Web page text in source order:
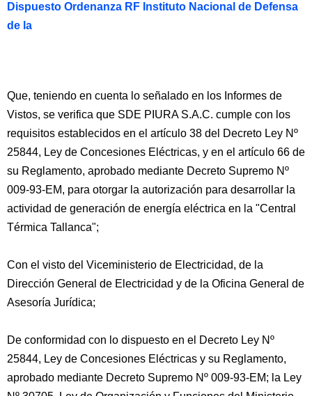
Dispuesto Ordenanza RF Instituto Nacional de Defensa
de la
Que, teniendo en cuenta lo señalado en los Informes de
Vistos, se verifica que SDE PIURA S.A.C. cumple con los
requisitos establecidos en el artículo 38 del Decreto Ley Nº
25844, Ley de Concesiones Eléctricas, y en el artículo 66 de
su Reglamento, aprobado mediante Decreto Supremo Nº
009-93-EM, para otorgar la autorización para desarrollar la
actividad de generación de energía eléctrica en la "Central
Térmica Tallanca";
Con el visto del Viceministerio de Electricidad, de la
Dirección General de Electricidad y de la Oficina General de
Asesoría Jurídica;
De conformidad con lo dispuesto en el Decreto Ley Nº
25844, Ley de Concesiones Eléctricas y su Reglamento,
aprobado mediante Decreto Supremo Nº 009-93-EM; la Ley